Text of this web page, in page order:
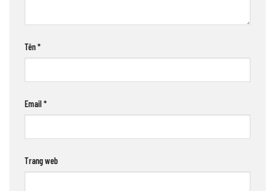
Tên*
Email*
Trang web